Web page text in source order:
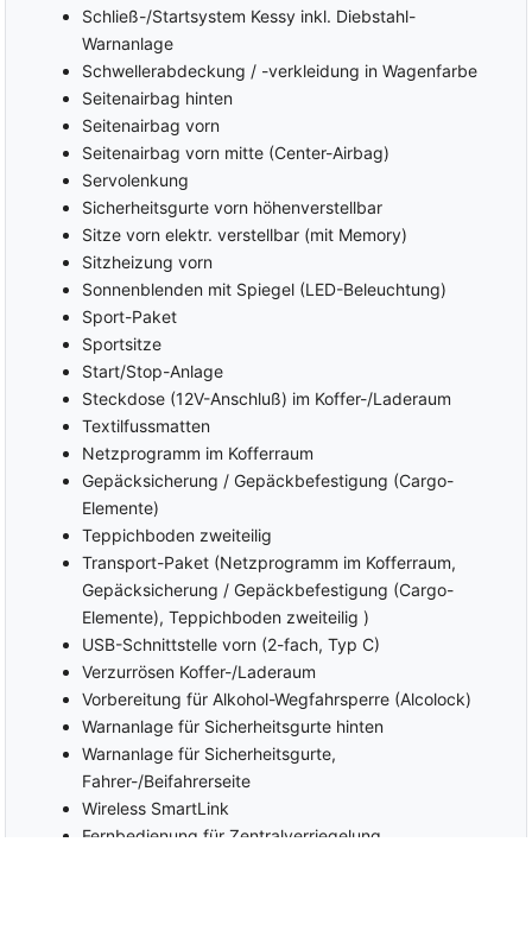
Schließ-/Startsystem Kessy inkl. Diebstahl-
Warnanlage
Schwellerabdeckung / -verkleidung in Wagenfarbe
Seitenairbag hinten
Seitenairbag vorn
Seitenairbag vorn mitte (Center-Airbag)
Servolenkung
Sicherheitsgurte vorn höhenverstellbar
Sitze vorn elektr. verstellbar (mit Memory)
Sitzheizung vorn
Sonnenblenden mit Spiegel (LED-Beleuchtung)
Sport-Paket
Sportsitze
Start/Stop-Anlage
Steckdose (12V-Anschluß) im Koffer-/Laderaum
Textilfussmatten
Netzprogramm im Kofferraum
Gepäcksicherung / Gepäckbefestigung (Cargo-
Elemente)
Teppichboden zweiteilig
Transport-Paket (Netzprogramm im Kofferraum,
Gepäcksicherung / Gepäckbefestigung (Cargo-
Elemente), Teppichboden zweiteilig )
USB-Schnittstelle vorn (2-fach, Typ C)
Verzurrösen Koffer-/Laderaum
Vorbereitung für Alkohol-Wegfahrsperre (Alcolock)
Warnanlage für Sicherheitsgurte hinten
Warnanlage für Sicherheitsgurte,
Fahrer-/Beifahrerseite
Wireless SmartLink
Fernbedienung für Zentralverriegelung